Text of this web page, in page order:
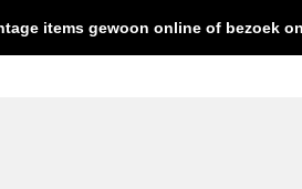
items gewoon online of bezoek